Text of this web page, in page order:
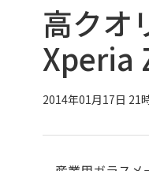
高クオ
Xperia
2014年01月17日 21